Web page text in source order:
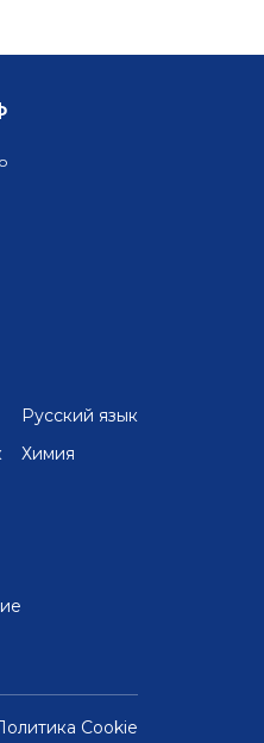
Русский язык
Химия
Cookie